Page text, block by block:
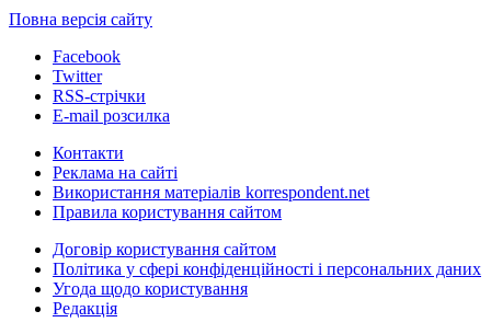
Повна версія сайту
Facebook
Twitter
RSS-стрічки
E-mail розсилка
Контакти
Реклама на сайті
Використання матеріалів korrespondent.net
Правила користування сайтом
Договір користування сайтом
Політика у сфері конфіденційності і персональних даних
Угода щодо користування
Редакція